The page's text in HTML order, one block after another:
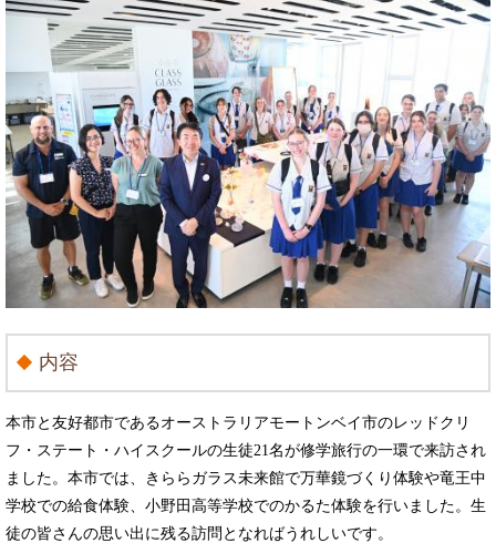
内容
本市と友好都市であるオーストラリアモートンベイ市のレッドクリ
フ・ステート・ハイスクールの生徒21名が修学旅行の一環で来訪され
ました。本市では、きららガラス未来館で万華鏡づくり体験や竜王中
学校での給食体験、小野田高等学校でのかるた体験を行いました。生
徒の皆さんの思い出に残る訪問となればうれしいです。